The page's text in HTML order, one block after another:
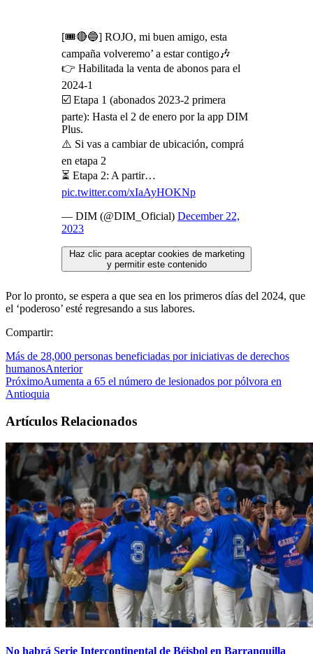
[🎟️🔴🔵] ROJO, mi buen amigo, esta
campaña volveremo’ a estar contigo🎶
👉 Habilitada la venta de abonos para el
2024-1
☑️ Etapa 1 (abonados 2023-2 primera
parte): Hasta el 2 de enero por la app DIM
Plus.
⚠️ Si vas a cambiar de ubicación, comprá
en etapa 2
⏳ Etapa 2: A partir…
pic.twitter.com/xIaAyHOKNp
— DIM (@DIM_Oficial) December 22,
2023
Haz clic para aceptar cookies de marketing
y permitir este contenido
Por lo pronto, se espera a que sea en los primeros días del 2024, que
el ‘poderoso’ esté regresando a sus labores.
Compartir:
Más de 28,000 personas beneficiadas por iniciativas de derechos
humanosAnterior
PróximoAumenta a 65 el número de lesionados por pólvora en
Antioquia
Artículos Relacionados
No habrá Serie Intercontinental de Béisbol en Barranquilla